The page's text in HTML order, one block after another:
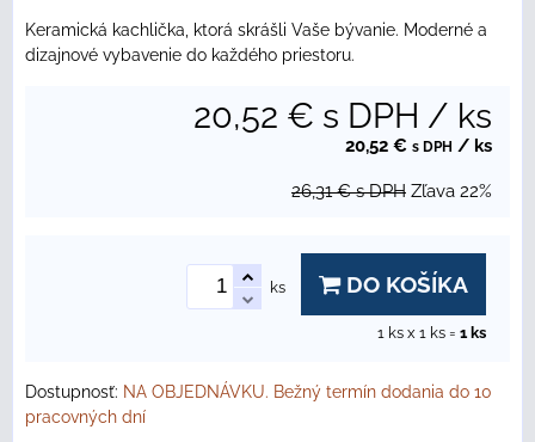
Keramická kachlička, ktorá skrášli Vaše bývanie. Moderné a
dizajnové vybavenie do každého priestoru.
20,52 € s DPH / ks
20,52 € s DPH / ks
26,31 € s DPH Zľava 22%
ks DO KOŠÍKA
1 ks x 1 ks = 1ks
Dostupnosť: NA OBJEDNÁVKU. Bežný termín dodania do 10
pracovných dní